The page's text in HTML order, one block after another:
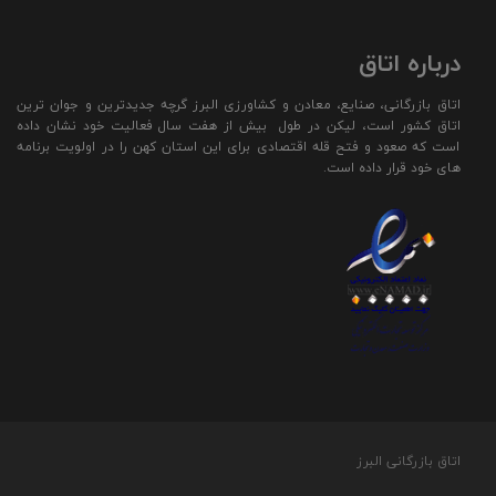
درباره اتاق
اتاق بازرگانی، صنایع، معادن و کشاورزی البرز گرچه جدیدترین و جوان ترین
اتاق کشور است، لیکن در طول بیش از هفت سال فعالیت خود نشان داده
است که صعود و فتح قله اقتصادی برای این استان کهن را در اولویت برنامه
های خود قرار داده است.
اتاق بازرگانی البرز